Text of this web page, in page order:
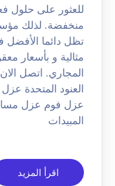
للعثور على حلول
منخفضة. لذلك
تظل دائما الأفضل
مثالية و بأسعار
المجاري. اتصل
العنود المتحدة
عزل فوم عزل
المبيدات
اقرأ المزيد